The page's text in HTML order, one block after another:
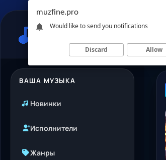
ВАША МУЗЫКА
Новинки
Исполнители
Жанры
muzfine.pro
Would like to send you notifications
Discard Allow